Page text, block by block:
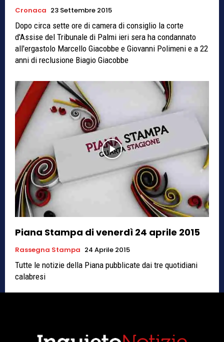
Cronaca 23 Settembre 2015
Dopo circa sette ore di camera di consiglio la corte
d'Assise del Tribunale di Palmi ieri sera ha condannato
all'ergastolo Marcello Giacobbe e Giovanni Polimeni e a 22
anni di reclusione Biagio Giacobbe
Piana Stampa di venerdì 24 aprile 2015
Rassegna Stampa 24 Aprile 2015
Tutte le notizie della Piana pubblicate dai tre quotidiani
calabresi